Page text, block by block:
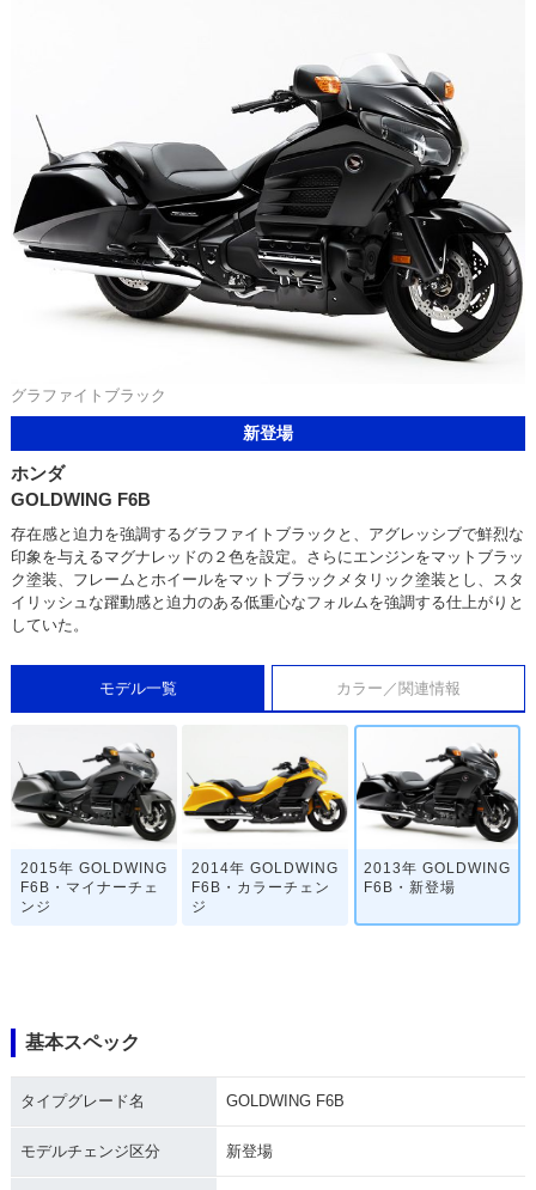
グラファイトブラック
新登場
ホンダ
GOLDWING F6B
存在感と迫力を強調するグラファイトブラックと、アグレッシブで鮮烈な
印象を与えるマグナレッドの２色を設定。さらにエンジンをマットブラッ
ク塗装、フレームとホイールをマットブラックメタリック塗装とし、スタ
イリッシュな躍動感と迫力のある低重心なフォルムを強調する仕上がりと
していた。
モデル一覧 カラー／関連情報
2015年 GOLDWING
F6B・マイナーチェ
ンジ
2014年 GOLDWING
F6B・カラーチェン
ジ
2013年 GOLDWING
F6B・新登場
基本スペック
タイプグレード名 GOLDWING F6B
モデルチェンジ区分 新登場